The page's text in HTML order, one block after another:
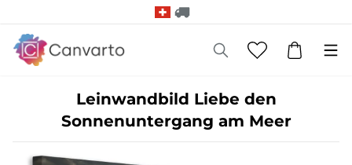
Leinwandbild Liebe den
Sonnenuntergang am Meer